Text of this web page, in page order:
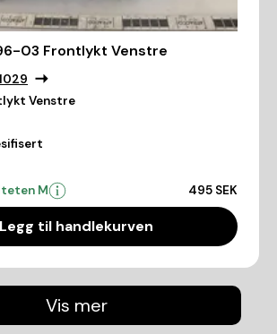
03 Frontlykt Venstre
Venstre
M 495 SEK
Legg til handlekurven
Vis mer